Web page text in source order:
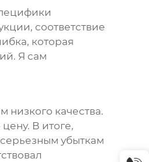
соответствие
которая
Я сам
низкого качества.
В итоге,
убыткам